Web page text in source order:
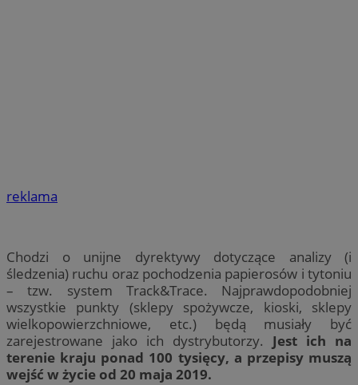
reklama
Chodzi o unijne dyrektywy dotyczące analizy (i
śledzenia) ruchu oraz pochodzenia papierosów i tytoniu
– tzw. system Track&Trace. Najprawdopodobniej
wszystkie punkty (sklepy spożywcze, kioski, sklepy
wielkopowierzchniowe, etc.) będą musiały być
zarejestrowane jako ich dystrybutorzy. Jest ich na
terenie kraju ponad 100 tysięcy, a przepisy muszą
wejść w życie od 20 maja 2019.